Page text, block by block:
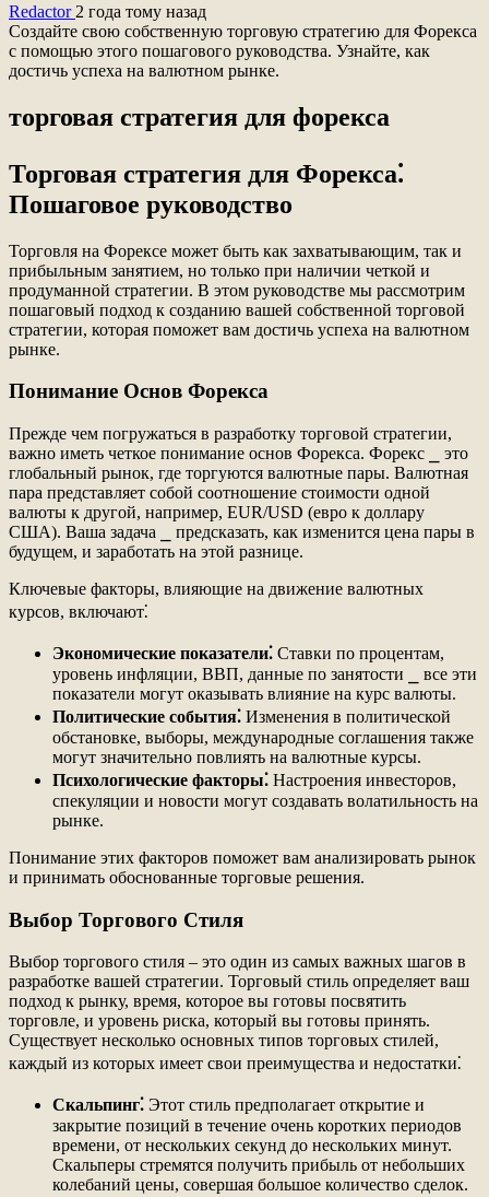
Redactor 2 года тому назад
Создайте свою собственную торговую стратегию для Форекса
с помощью этого пошагового руководства. Узнайте, как
достичь успеха на валютном рынке.
торговая стратегия для форекса
Торговая стратегия для Форекса⁚
Пошаговое руководство
Торговля на Форексе может быть как захватывающим, так и
прибыльным занятием, но только при наличии четкой и
продуманной стратегии. В этом руководстве мы рассмотрим
пошаговый подход к созданию вашей собственной торговой
стратегии, которая поможет вам достичь успеха на валютном
рынке.
Понимание Основ Форекса
Прежде чем погружаться в разработку торговой стратегии,
важно иметь четкое понимание основ Форекса. Форекс ⎯ это
глобальный рынок, где торгуются валютные пары. Валютная
пара представляет собой соотношение стоимости одной
валюты к другой, например, EUR/USD (евро к доллару
США). Ваша задача ⎯ предсказать, как изменится цена пары в
будущем, и заработать на этой разнице.
Ключевые факторы, влияющие на движение валютных
курсов, включают⁚
Экономические показатели⁚ Ставки по процентам,
уровень инфляции, ВВП, данные по занятости ⎯ все эти
показатели могут оказывать влияние на курс валюты.
Политические события⁚ Изменения в политической
обстановке, выборы, международные соглашения также
могут значительно повлиять на валютные курсы.
Психологические факторы⁚ Настроения инвесторов,
спекуляции и новости могут создавать волатильность на
рынке.
Понимание этих факторов поможет вам анализировать рынок
и принимать обоснованные торговые решения.
Выбор Торгового Стиля
Выбор торгового стиля ‒ это один из самых важных шагов в
разработке вашей стратегии. Торговый стиль определяет ваш
подход к рынку, время, которое вы готовы посвятить
торговле, и уровень риска, который вы готовы принять.
Существует несколько основных типов торговых стилей,
каждый из которых имеет свои преимущества и недостатки⁚
Скальпинг⁚ Этот стиль предполагает открытие и
закрытие позиций в течение очень коротких периодов
времени, от нескольких секунд до нескольких минут.
Скальперы стремятся получить прибыль от небольших
колебаний цены, совершая большое количество сделок.